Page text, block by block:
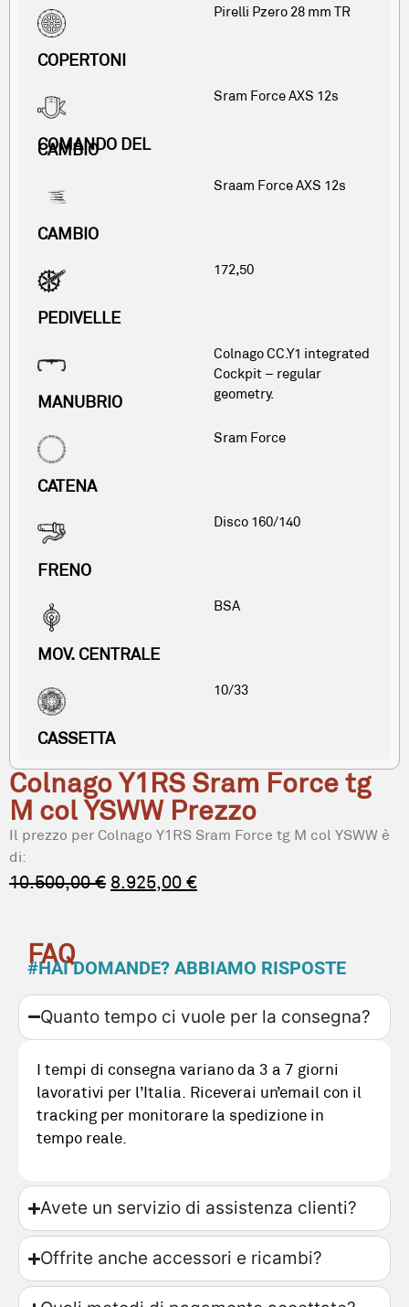
COPERTONI
Pirelli Pzero 28 mm TR
COMANDO DEL
CAMBIO
Sram Force AXS 12s
CAMBIO
Sraam Force AXS 12s
PEDIVELLE
172,50
MANUBRIO
Colnago CC.Y1 integrated
Cockpit – regular
geometry.
CATENA
Sram Force
FRENO
Disco 160/140
MOV. CENTRALE
BSA
CASSETTA
10/33
Colnago Y1RS Sram Force tg
M col YSWW Prezzo
Il prezzo per Colnago Y1RS Sram Force tg M col YSWW è
di:
10.500,00€ 8.925,00 €
FAQ
#HAI DOMANDE? ABBIAMO RISPOSTE
Quanto tempo ci vuole per la consegna?
I tempi di consegna variano da 3 a 7 giorni
lavorativi per l’Italia. Riceverai un’email con il
tracking per monitorare la spedizione in
tempo reale.
Avete un servizio di assistenza clienti?
Offrite anche accessori e ricambi?